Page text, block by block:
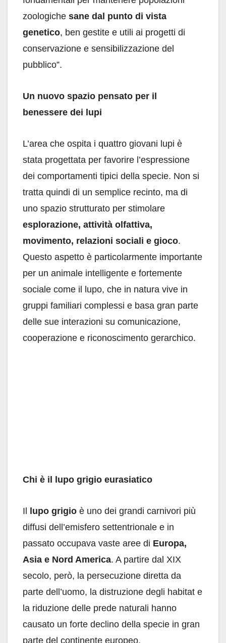
zoologiche sane dal punto di vista
genetico, ben gestite e utili ai progetti di
conservazione e sensibilizzazione del
pubblico”.
Un nuovo spazio pensato per il
benessere dei lupi
L’area che ospita i quattro giovani lupi è
stata progettata per favorire l’espressione
dei comportamenti tipici della specie. Non si
tratta quindi di un semplice recinto, ma di
uno spazio strutturato per stimolare
esplorazione, attività olfattiva,
movimento, relazioni sociali e gioco.
Questo aspetto è particolarmente importante
per un animale intelligente e fortemente
sociale come il lupo, che in natura vive in
gruppi familiari complessi e basa gran parte
delle sue interazioni su comunicazione,
cooperazione e riconoscimento gerarchico.
Chi è il lupo grigio eurasiatico
Il lupo grigio è uno dei grandi carnivori più
diffusi dell’emisfero settentrionale e in
passato occupava vaste aree di Europa,
Asia e Nord America. A partire dal XIX
secolo, però, la persecuzione diretta da
parte dell’uomo, la distruzione degli habitat e
la riduzione delle prede naturali hanno
causato un forte declino della specie in gran
parte del continente europeo.